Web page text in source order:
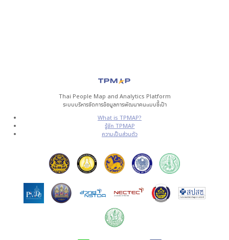
Thai People Map and Analytics Platform
ระบบบริหารจัดการข้อมูลการพัฒนาคนแบบชี้เป้า
What is TPMAP?
รู้จัก TPMAP
ความเป็นส่วนตัว